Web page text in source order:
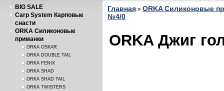
BIG SALE
Carp System Карповые
снасти
ORKA Силиконовые
приманки
ORKA OSKAR
ORKA DOUBLE TAIL
ORKA FENIX
ORKA SHAD
ORKA SHAD TAIL
ORKA TWISTERS
Главная » ORKA Силиконовые
№4/0
ORKA Джиг